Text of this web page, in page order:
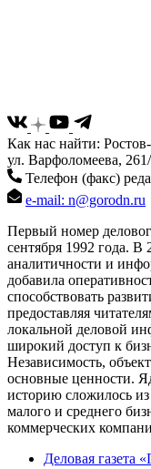
Как нас найти:
ул. Варфоломеева,
Телефон (факс)
e-mail: n@gorodn.ru
Первый номер
сентября 1992 года. В
аналитичности и
добавила
способствовать
предоставляя
локальной деловой
широкий доступ к
Независимость,
основные ценности.
историю сложилось
малого и среднего
коммерческих
Деловая газета